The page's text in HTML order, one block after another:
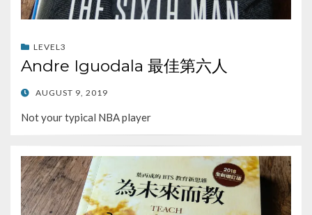
LEVEL3
Andre Iguodala 最佳第六人
POSTED
AUGUST 9, 2019
Not your typical NBA player